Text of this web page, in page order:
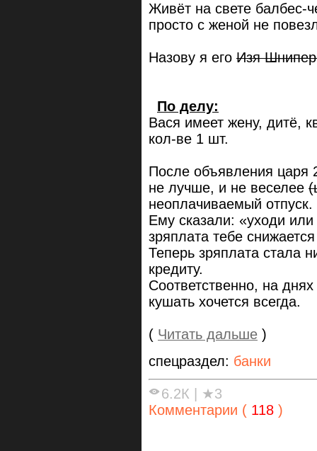
Живёт на свете балбес-
просто с женой не
Назову я его Изя
По делу:
Вася имеет жену, дитё,
кол-ве 1 шт.
После объявления царя
не лучше, и не веселее
неоплачиваемый
Ему сказали: «уходи
зряплата тебе
Теперь зряплата стала
кредиту.
Соответственно, на
кушать хочется всегда.
( Читать дальше )
спецраздел: банки
6.2К | ★3
Комментарии ( 118 )